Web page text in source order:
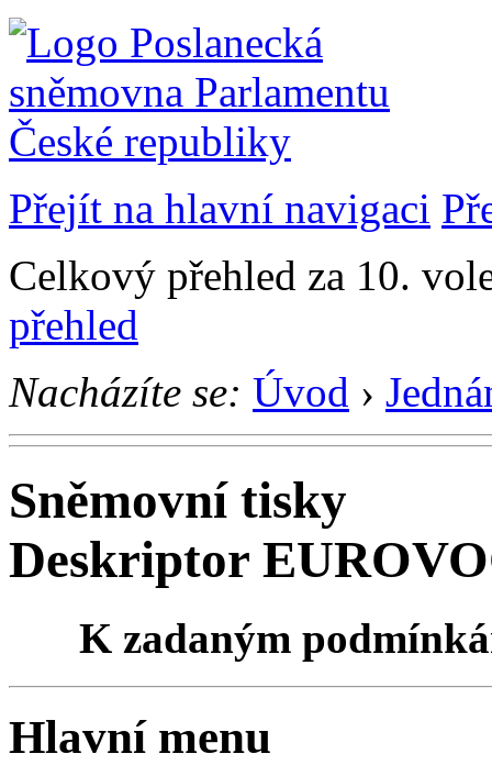
Přejít na hlavní navigaci
Celkový přehled za 10.
přehled
Nacházíte se: Úvod ›
Sněmovní tisky
Deskriptor
K zadaným
Hlavní menu